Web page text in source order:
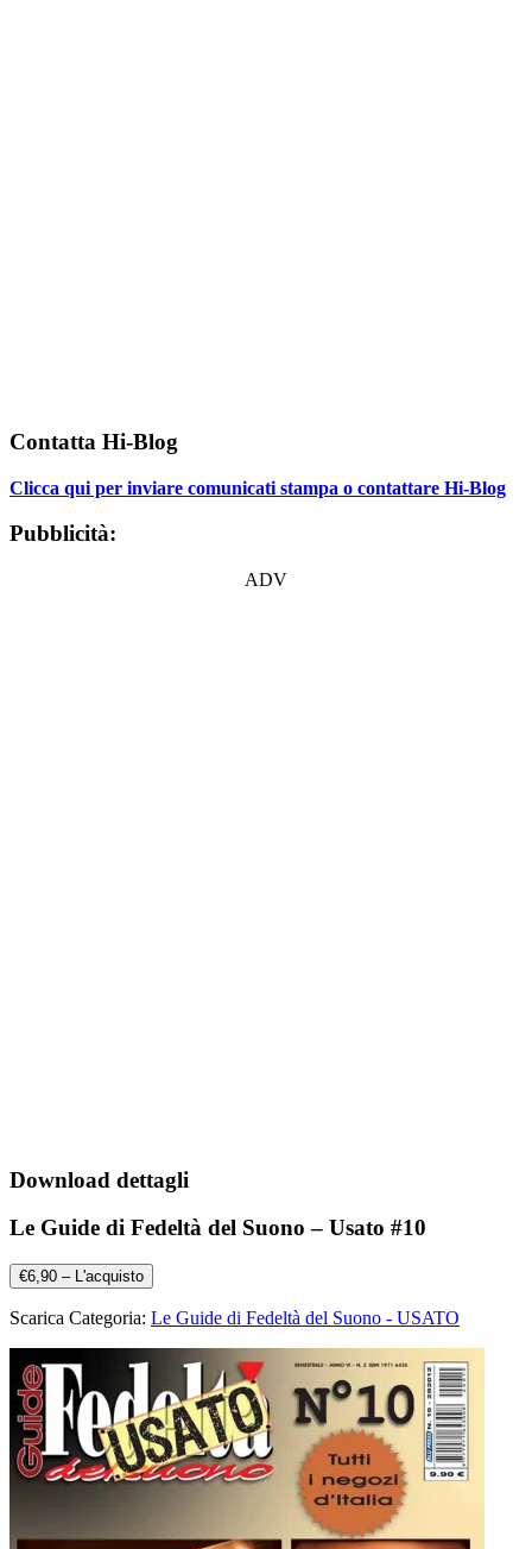
Contatta Hi-Blog
Clicca qui per inviare comunicati stampa o contattare Hi-Blog
Pubblicità:
ADV
Download dettagli
Le Guide di Fedeltà del Suono – Usato #10
€6,90 – L'acquisto
Scarica Categoria: Le Guide di Fedeltà del Suono - USATO